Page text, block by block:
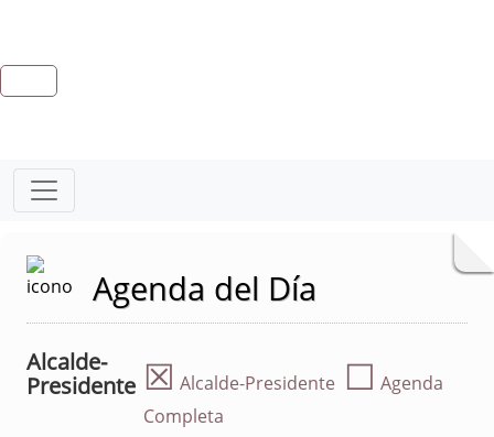
Agenda del Día
Alcalde-
Presidente ☒ Alcalde-Presidente ☐ Agenda
Completa